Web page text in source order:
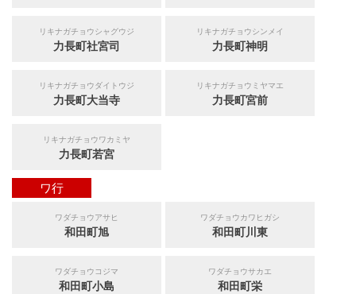
リキナガチョウシャグウジ
力長町社宮司
リキナガチョウシンメイ
力長町神明
リキナガチョウダイトウジ
力長町大当寺
リキナガチョウミヤマエ
力長町宮前
リキナガチョウワカミヤ
力長町若宮
ワ行
ワダチョウアサヒ
和田町旭
ワダチョウカワヒガシ
和田町川東
ワダチョウコジマ
和田町小島
ワダチョウサカエ
和田町栄